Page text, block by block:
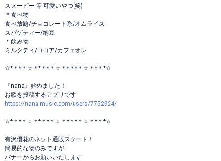
スヌーピー 等 可愛いやつ(笑)
＊食べ物
食べ放題/チョコレート系/オムライス
スパゲティー/納豆
＊飲み物
ミルクティ/ココア/カフェオレ
☆*＊*＊☆＊*＊*＊☆＊*＊*＊☆＊*＊*☆
『nana』始めました！
お歌を投稿するアプリです
https://nana-music.com/users/7752924/
☆*＊*＊☆＊*＊*＊☆＊*＊*＊☆＊*＊*☆
有沢優花のネット通販スタート！
簡易的な物のみですが
バナーからお願いいたします